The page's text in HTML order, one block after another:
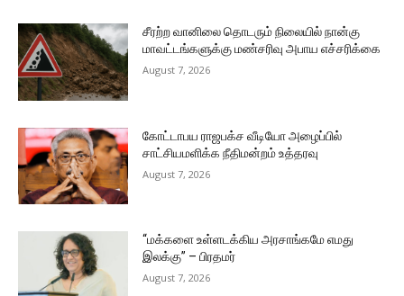
சீரற்ற வானிலை தொடரும் நிலையில் நான்கு
மாவட்டங்களுக்கு மண்சரிவு அபாய எச்சரிக்கை
August 7, 2026
கோட்டாபய ராஜபக்ச வீடியோ அழைப்பில்
சாட்சியமளிக்க நீதிமன்றம் உத்தரவு
August 7, 2026
“மக்களை உள்ளடக்கிய அரசாங்கமே எமது
இலக்கு” – பிரதமர்
August 7, 2026